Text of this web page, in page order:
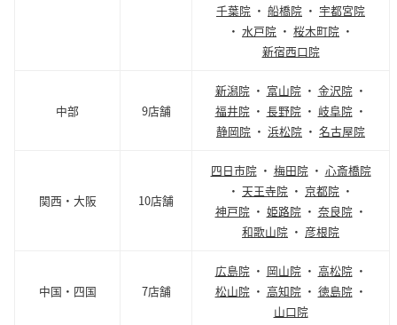
千葉院 ・ 船橋院 ・ 宇都宮院
・ 水戸院 ・ 桜木町院 ・
新宿西口院
中部 9店舗
新潟院 ・ 富山院 ・ 金沢院 ・
福井院 ・ 長野院 ・ 岐阜院 ・
静岡院 ・ 浜松院 ・ 名古屋院
関西・大阪 10店舗
四日市院 ・ 梅田院 ・ 心斎橋院
・ 天王寺院 ・ 京都院 ・
神戸院 ・ 姫路院 ・ 奈良院 ・
和歌山院 ・ 彦根院
中国・四国 7店舗
広島院 ・ 岡山院 ・ 高松院 ・
松山院 ・ 高知院 ・ 徳島院 ・
山口院